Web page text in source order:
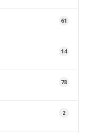
61
14
78
2